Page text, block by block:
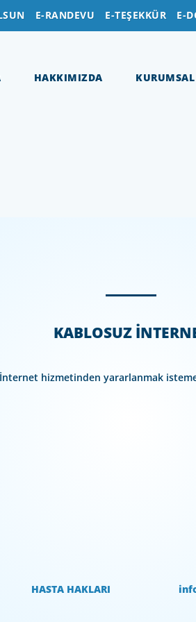
E-RANDEVU E-TEŞEKKÜR E-
HAKKIMIZDA KURUMSAL
KABLOSUZ
hizmetinden yararlanmak
HASTA HAKLARI